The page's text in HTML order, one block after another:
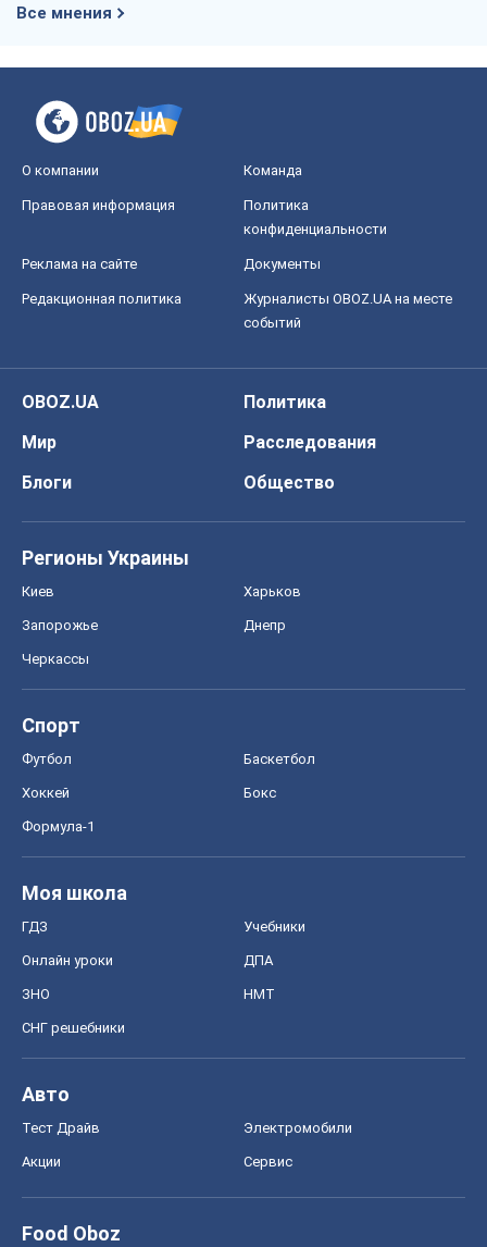
Все мнения
О компании Команда
Правовая информация
Политика
конфиденциальности
Реклама на сайте Документы
Редакционная политика
Журналисты OBOZ.UA на месте
событий
OBOZ.UA
Политика
Мир
Расследования
Блоги
Общество
Регионы Украины
Киев Харьков
Запорожье Днепр
Черкассы
Спорт
Футбол Баскетбол
Хоккей Бокс
Формула-1
Моя школа
ГДЗ Учебники
Онлайн уроки ДПА
ЗНО НМТ
СНГ решебники
Авто
Тест Драйв Электромобили
Акции Сервис
Food Oboz